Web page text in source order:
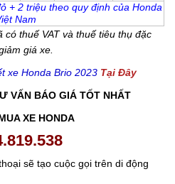
+ 2 triệu theo quy định của Honda
Nam
có thuế VAT và thuế tiêu thụ đặc
giá xe.
xe Honda Brio 2023 Tại Đây
VẤN BÁO GIÁ TỐT NHẤT
XE HONDA
sẽ tạo cuộc gọi trên di động